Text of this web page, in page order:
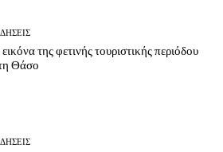
της φετινής τουριστικής περιόδου
Θάσο